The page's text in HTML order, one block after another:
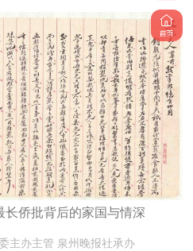
长侨批背后的家国与情深
主办主管 泉州晚报社承办